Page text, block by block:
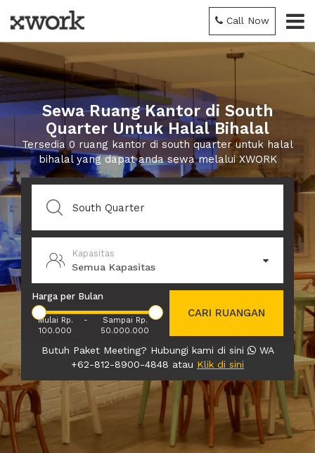
Call Now
Sewa Ruang Kantor di South
Quarter Untuk Halal Bihalal
Tersedia 0 ruang kantor di south quarter untuk halal
bihalal yang dapat anda sewa melalui XWORK
Kapasitas
Semua Kapasitas
Harga per Bulan
Mulai Rp.
100.000
-
Sampai Rp.
50.000.000
CARI RUANGAN
Butuh Paket Meeting? Hubungi kami di sini
WA
+62-812-8900-4848 atau Klik di sini